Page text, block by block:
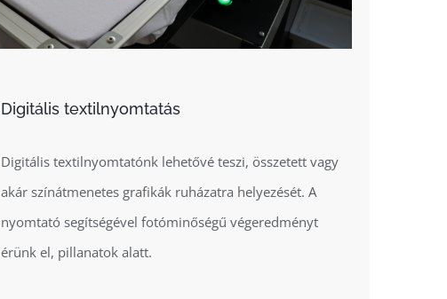
Digitális textilnyomtatás
Digitális textilnyomtatónk lehetővé teszi, összetett vagy
akár színátmenetes grafikák ruházatra helyezését. A
nyomtató segítségével fotóminőségű végeredményt
érünk el, pillanatok alatt.